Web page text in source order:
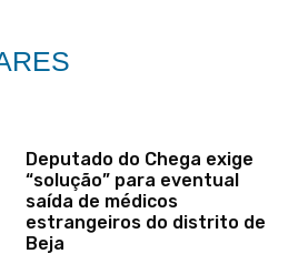
Deputado do Chega exige
“solução” para eventual
saída de médicos
estrangeiros do distrito de
Beja